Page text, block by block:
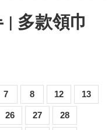
| 多款領巾
7 8 12 13
26 27 28